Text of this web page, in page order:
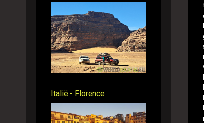
Italië - Florence